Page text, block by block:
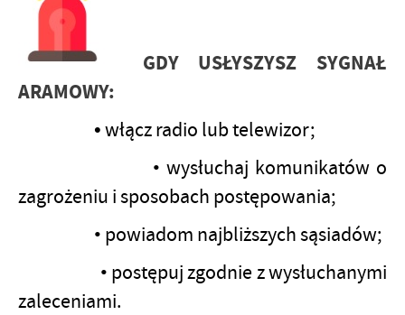
GDY USŁYSZYSZ SYGNAŁ
ARAMOWY:
•włącz radio lub telewizor;
• wysłuchaj komunikatów o
zagrożeniu i sposobach postępowania;
• powiadom najbliższych sąsiadów;
• postępuj zgodnie z wysłuchanymi
zaleceniami.